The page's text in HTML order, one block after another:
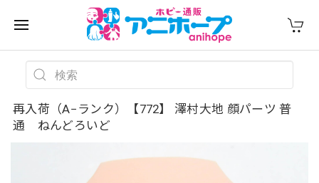
再入荷（A−ランク）【772】 澤村大地 顔パーツ 普
通 ねんどろいど